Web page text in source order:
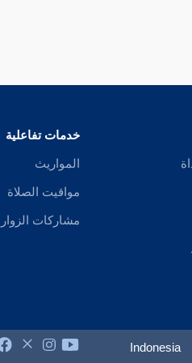
خدمات تفاعلية
المواريث
مواقيت الصلاة
مشاركات الزوار
Indonesia